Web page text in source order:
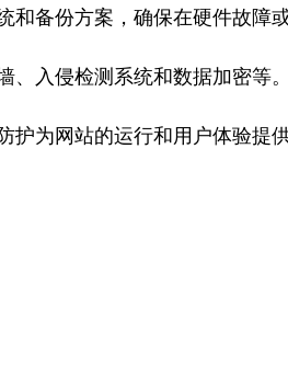
备份方案，确保在硬件故障
入侵检测系统和数据加密等
为网站的运行和用户体验提